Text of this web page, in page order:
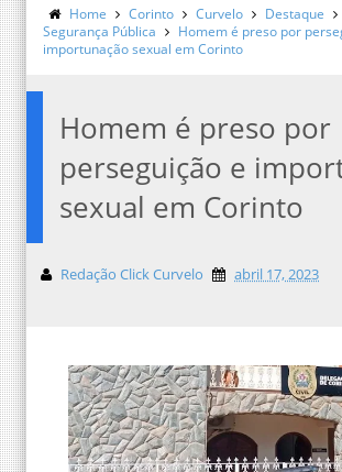
Home Corinto Curvelo Destaque
Segurança Pública
Homem é preso por
importunação sexual em Corinto
Homem é preso por
perseguição e
sexual em Corinto
Redação Click Curvelo abril 17, 2023